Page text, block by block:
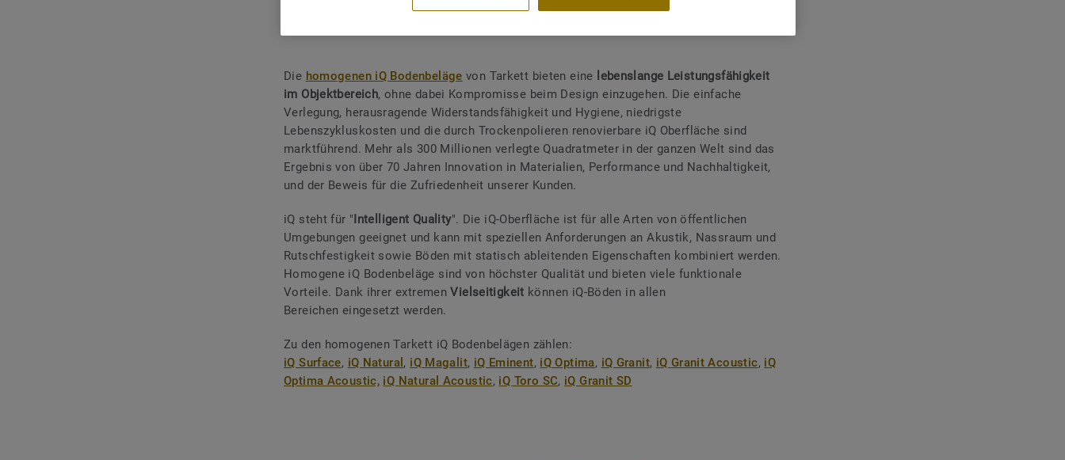
Die homogenen iQ Bodenbeläge von Tarkett bieten eine lebenslange Leistungsfähigkeit
im Objektbereich, ohne dabei Kompromisse beim Design einzugehen. Die einfache
Verlegung, herausragende Widerstandsfähigkeit und Hygiene, niedrigste
Lebenszykluskosten und die durch Trockenpolieren renovierbare iQ Oberfläche sind
marktführend. Mehr als 300 Millionen verlegte Quadratmeter in der ganzen Welt sind das
Ergebnis von über 70 Jahren Innovation in Materialien, Performance und Nachhaltigkeit,
und der Beweis für die Zufriedenheit unserer Kunden.
iQ steht für "Intelligent Quality". Die iQ-Oberfläche ist für alle Arten von öffentlichen
Umgebungen geeignet und kann mit speziellen Anforderungen an Akustik, Nassraum und
Rutschfestigkeit sowie Böden mit statisch ableitenden Eigenschaften kombiniert werden.
Homogene iQ Bodenbeläge sind von höchster Qualität und bieten viele funktionale
Vorteile. Dank ihrer extremenVielseitigkeit können iQ-Böden in allen
Bereichen eingesetzt werden.
Zu den homogenen Tarkett iQ Bodenbelägen zählen:
iQ Surface, iQ Natural , iQ Magalit, iQ Eminent, iQ Optima, iQ Granit, iQ Granit Acoustic, iQ
Optima Acoustic, iQ Natural Acoustic, iQ Toro SC, iQ Granit SD